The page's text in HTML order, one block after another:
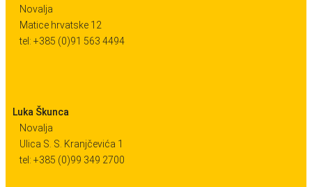
Novalja
Matice hrvatske 12
tel: +385 (0)91 563 4494
Luka Škunca
Novalja
Ulica S. S. Kranjčevića 1
tel: +385 (0)99 349 2700